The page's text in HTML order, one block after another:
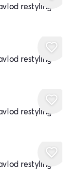
restyling
restyling
restyling
restyling